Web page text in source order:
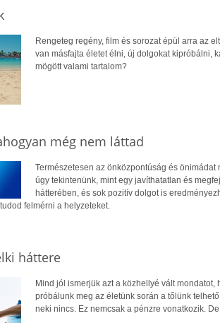
Rengeteg regény, film és sorozat épül arra az
van másfajta életet élni, új dolgokat kipróbálni,
mögött valami tartalom?
még nem láttad
Természetesen az önközpontúság és
úgy tekintenünk, mint egy javíthatatlan és
hátterében, és sok pozitív dolgot is
felmérni a helyzeteket.
háttere
Mind jól ismerjük azt a közhellyé vált
próbálunk meg az életünk során a tőlünk
neki nincs. Ez nemcsak a pénzre vonatkozik.